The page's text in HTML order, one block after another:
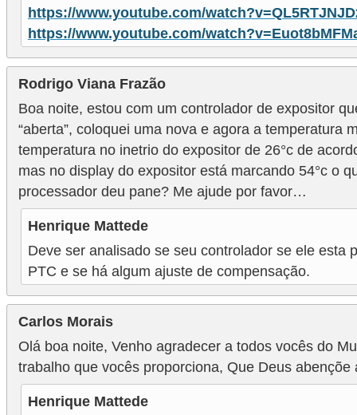
https://www.youtube.com/
https://www.youtube.com/
Rodrigo Viana Frazão
Boa noite, estou com um controlador de expositor
“aberta”, coloquei uma nova e agora a temperatura
temperatura no inetrio do expositor de 26°c de
mas no display do expositor está marcando 54°c o
processador deu pane? Me ajude por favor…
Henrique Mattede
Deve ser analisado se seu controlador se ele esta
PTC e se há algum ajuste de compensação.
Carlos Morais
Olá boa noite, Venho agradecer a todos vocês do
trabalho que vocês proporciona, Que Deus
Henrique Mattede
ã
o
P
r
o
j
e
t
o
s
e
e
s
q
u
m